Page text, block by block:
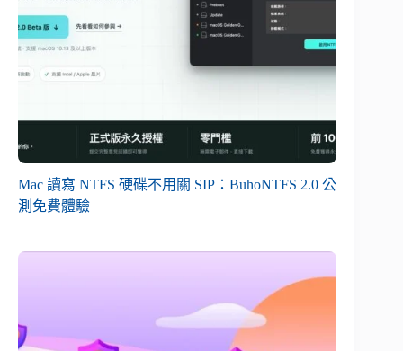
Mac 讀寫 NTFS 硬碟不用關 SIP：BuhoNTFS 2.0 公
測免費體驗